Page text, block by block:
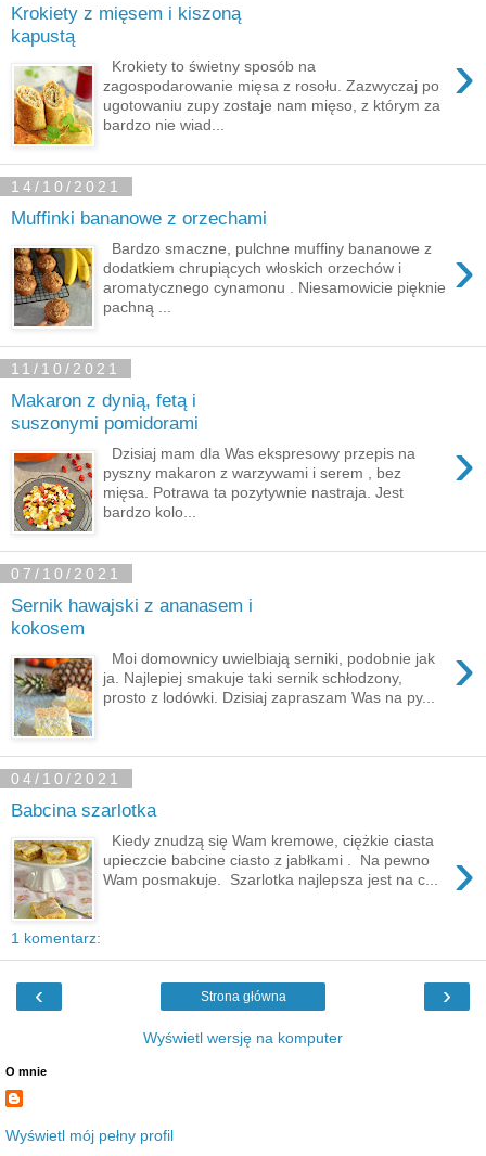
Krokiety z mięsem i kiszoną
kapustą
›
Krokiety to świetny sposób na
zagospodarowanie mięsa z rosołu. Zazwyczaj po
ugotowaniu zupy zostaje nam mięso, z którym za
bardzo nie wiad...
14/10/2021
Muffinki bananowe z orzechami
›
Bardzo smaczne, pulchne muffiny bananowe z
dodatkiem chrupiących włoskich orzechów i
aromatycznego cynamonu . Niesamowicie pięknie
pachną ...
11/10/2021
Makaron z dynią, fetą i
suszonymi pomidorami
›
Dzisiaj mam dla Was ekspresowy przepis na
pyszny makaron z warzywami i serem , bez
mięsa. Potrawa ta pozytywnie nastraja. Jest
bardzo kolo...
07/10/2021
Sernik hawajski z ananasem i
kokosem
›
Moi domownicy uwielbiają serniki, podobnie jak
ja. Najlepiej smakuje taki sernik schłodzony,
prosto z lodówki. Dzisiaj zapraszam Was na py...
04/10/2021
Babcina szarlotka
›
Kiedy znudzą się Wam kremowe, ciężkie ciasta
upieczcie babcine ciasto z jabłkami . Na pewno
Wam posmakuje. Szarlotka najlepsza jest na c...
1 komentarz:
‹ ›
Strona główna
Wyświetl wersję na komputer
O mnie
Wyświetl mój pełny profil